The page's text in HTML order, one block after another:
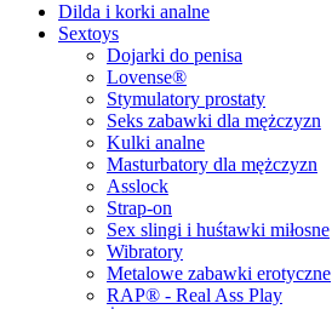
Dilda i korki analne
Sextoys
Dojarki do penisa
Lovense®
Stymulatory prostaty
Seks zabawki dla mężczyzn
Kulki analne
Masturbatory dla mężczyzn
Asslock
Strap-on
Sex slingi i huśtawki miłosne
Wibratory
Metalowe zabawki erotyczne
RAP® - Real Ass Play